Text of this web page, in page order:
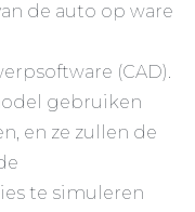
de auto op ware
(CAD).
gebruiken
en ze zullen de
te simuleren